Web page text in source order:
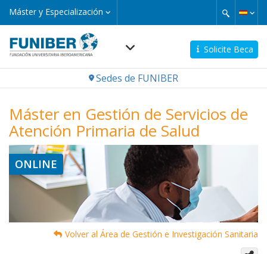
Pasar
principal
Máster y Especialización
Máster
y
Solicite Beca
Navegación
Sedes de FUNIBER
Máster en Gestión de Servicios de
Atención Primaria de Salud
Imagen
ONLINE
Volver al Área de Gestión e Investigación Sanitaria